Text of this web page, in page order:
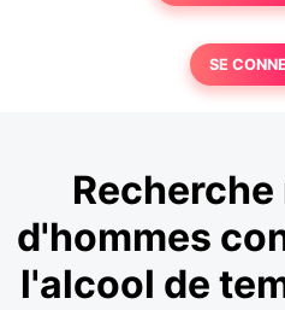
SE
d'hommes
l'alcool de